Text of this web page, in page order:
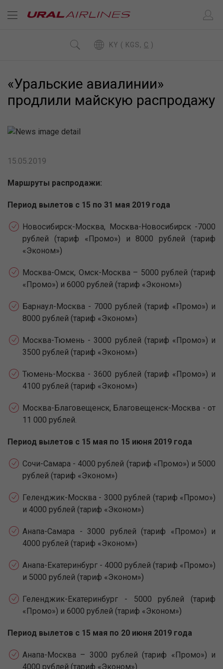
KY ( KGS, C )
«Уральские авиалинии»
продлили майскую распродажу
15.05.2019
Маршруты распродажи:
Период вылетов с 15 по 31 мая 2019 года
Новосибирск-Москва, Москва-Новосибирск -7000
рублей (тариф «Промо») и 8000 рублей (тариф
«Эконом»)
Москва-Омск, Омск-Москва – 5000 рублей (тариф
«Промо») и 6000 рублей (тариф «Эконом»)
Барнаул-Москва - 7000 рублей (тариф «Промо») и
8000 рублей (тариф «Эконом»)
Москва-Тюмень - 3000 рублей (тариф «Промо») и
3500 рублей (тариф «Эконом»)
Тюмень-Москва - 3600 рублей (тариф «Промо») и
4100 рублей (тариф «Эконом»)
Москва-Благовещенск, Благовещенск-Москва - от
11 000 рублей.
Период вылетов с 15 мая по 15 июня 2019 года
Сочи-Самара - 4000 рублей (тариф «Промо») и 5000
рублей (тариф «Эконом»)
Геленджик-Москва - 3000 рублей (тариф «Промо»)
и 4000 рублей (тариф «Эконом»)
Анапа-Самара - 3000 рублей (тариф «Промо») и
4000 рублей (тариф «Эконом»)
Анапа-Екатеринбург - 4000 рублей (тариф «Промо»)
и 5000 рублей (тариф «Эконом»)
Геленджик-Екатеринбург - 5000 рублей (тариф
«Промо») и 6000 рублей (тариф «Эконом»)
Период вылетов с 15 мая по 20 июня 2019 года
Анапа-Москва – 3000 рублей (тариф «Промо») и
4000 рублей (тариф «Эконом»)